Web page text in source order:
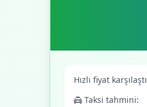
Hızlı fiyat
Taksi tahmini: